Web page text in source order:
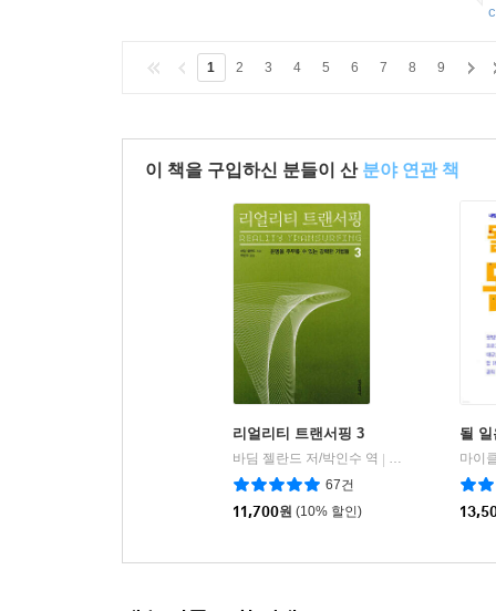
1 2 3 4 5 6 7 8 9
이 책을 구입하신 분들이 산 분야 연관 책
리얼리티 트랜서핑 3
바딤 젤란드 저/박인수 역
정신세계사
67건
11,700원 (10% 할인)
될